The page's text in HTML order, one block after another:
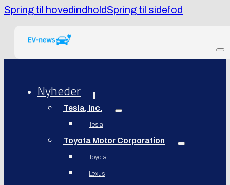
Spring til hovedindholdSpring til sidefod
Nyheder
Tesla, Inc.
Tesla
Toyota Motor Corporation
Toyota
Lexus